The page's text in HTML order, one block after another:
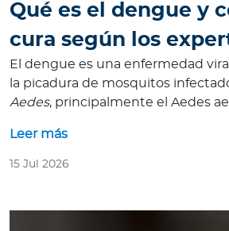
t
d
o
r
e
s
e
a
Qué es el dengue y
cura según los
El dengue es una enfermedad
la picadura de mosquitos
Aedes, principalmente el Aedes
Leer más
15 Jul 2026